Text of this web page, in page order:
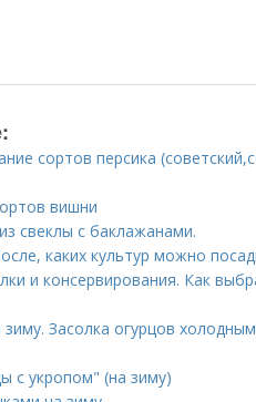
сортов персика
вишни
свеклы с баклажанами.
каких культур можно
и консервирования. Как
Засолка огурцов
с укропом" (на зиму)